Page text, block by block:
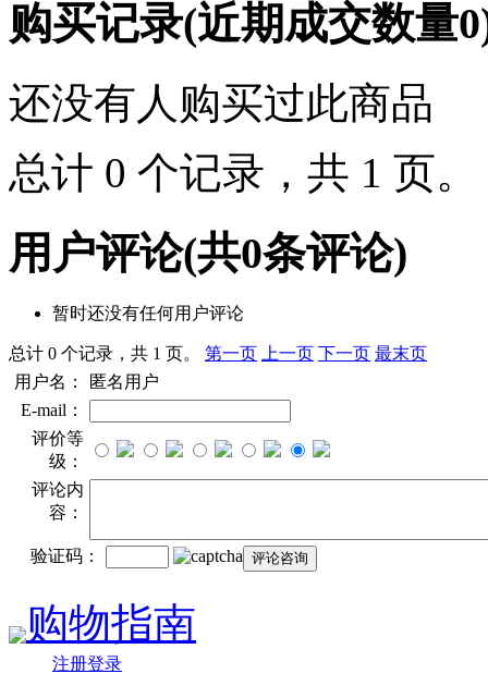
购买记录(近期成交数量0
还没有人购买过此商品
总计 0 个记录，共 1 页。
用户评论(共0条评论)
暂时还没有任何用户评论
总计 0 个记录，共 1 页。 第一页 上一页 下一页 最末页
用户名：
匿名用户
E-mail：
评价等
级：
评论内
容：
验证码：
购物指南
注册登录